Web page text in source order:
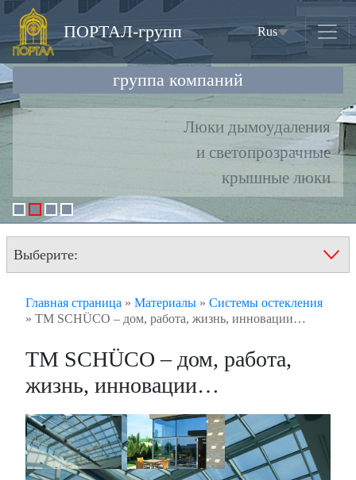
ПОРТАЛ-групп
(current) Rus
группа компаний
Люки дымоудаления
и светопрозрачные
крышные люки
Выберите:
Главная страница » Материалы » Системы остекления
» TM SCHÜCO – дом, работа, жизнь, инновации…
TM SCHÜCO – дом, работа,
жизнь, инновации…